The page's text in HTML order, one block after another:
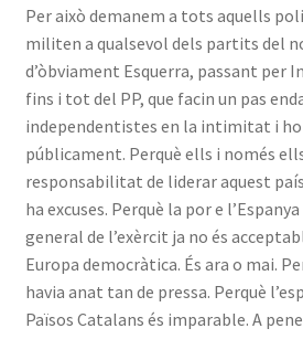
Per això demanem a tots aquells
militen a qualsevol dels partits del
d’òbviament Esquerra, passant per
fins i tot del PP, que facin un pas
independentistes en la intimitat i
públicament. Perquè ells i només
responsabilitat de liderar aquest
ha excuses. Perquè la por e
general de l’exèrcit ja no és
Europa democràtica. És ara o mai.
havia anat tan de pressa. Perquè
Països Catalans és imparable. A